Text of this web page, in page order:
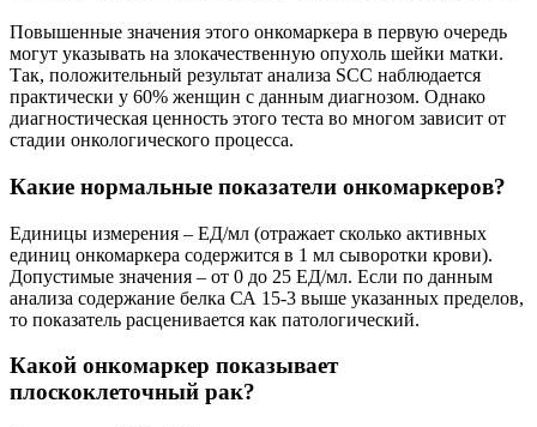
Повышенные значения этого онкомаркера в первую очередь
могут указывать на злокачественную опухоль шейки матки.
Так, положительный результат анализа SCC наблюдается
практически у 60% женщин с данным диагнозом. Однако
диагностическая ценность этого теста во многом зависит от
стадии онкологического процесса.
Какие нормальные показатели онкомаркеров?
Единицы измерения – ЕД/мл (отражает сколько активных
единиц онкомаркера содержится в 1 мл сыворотки крови).
Допустимые значения – от 0 до 25 ЕД/мл. Если по данным
анализа содержание белка СА 15-3 выше указанных пределов,
то показатель расценивается как патологический.
Какой онкомаркер показывает
плоскоклеточный рак?